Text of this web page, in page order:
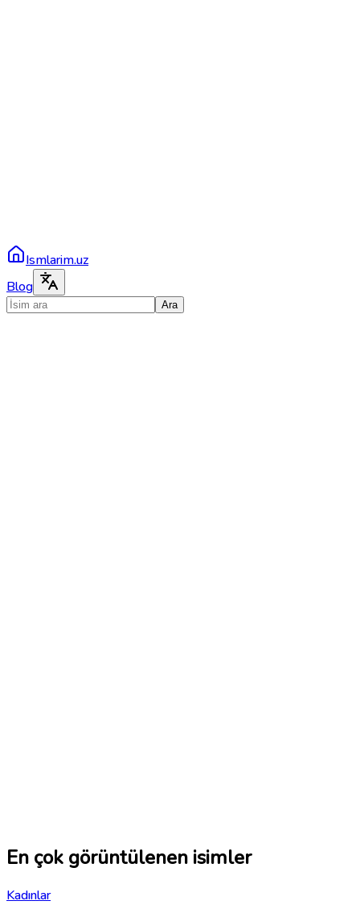
Ismlarim.uz
Blog
Ara
En çok görüntülenen isimler
Kadınlar